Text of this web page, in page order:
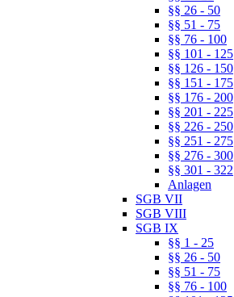
§§ 26 - 50
§§ 51 - 75
§§ 76 - 100
§§ 101 - 125
§§ 126 - 150
§§ 151 - 175
§§ 176 - 200
§§ 201 - 225
§§ 226 - 250
§§ 251 - 275
§§ 276 - 300
§§ 301 - 322
Anlagen
SGB VII
SGB VIII
SGB IX
§§ 1 - 25
§§ 26 - 50
§§ 51 - 75
§§ 76 - 100